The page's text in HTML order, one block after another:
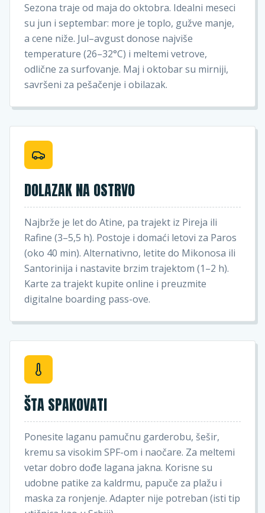
Sezona traje od maja do oktobra. Idealni meseci
su jun i septembar: more je toplo, gužve manje,
a cene niže. Jul–avgust donose najviše
temperature (26–32°C) i meltemi vetrove,
odlične za surfovanje. Maj i oktobar su mirniji,
savršeni za pešačenje i obilazak.
DOLAZAK NA OSTRVO
Najbrže je let do Atine, pa trajekt iz Pireja ili
Rafine (3–5,5 h). Postoje i domaći letovi za Paros
(oko 40 min). Alternativno, letite do Mikonosa ili
Santorinija i nastavite brzim trajektom (1–2 h).
Karte za trajekt kupite online i preuzmite
digitalne boarding pass-ove.
ŠTA SPAKOVATI
Ponesite laganu pamučnu garderobu, šešir,
kremu sa visokim SPF-om i naočare. Za meltemi
vetar dobro dođe lagana jakna. Korisne su
udobne patike za kaldrmu, papuče za plažu i
maska za ronjenje. Adapter nije potreban (isti tip